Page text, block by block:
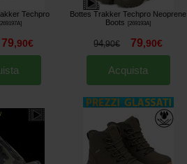
Techpro
269197A]
79,90€
Bottes Trakker Techpro Neoprene
Boots
269193A]
94,90€ 79,90€
Acquista